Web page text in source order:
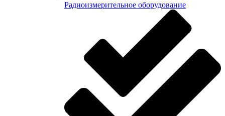
Радиоизмерительное оборудование